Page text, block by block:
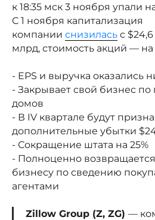
к 18:35 мск 3 ноября упали
С 1 ноября капитализация
компании снизилась с
млрд, стоимость акций — на
- EPS и выручка оказались
- Закрывает свой бизнес
домов
- В IV квартале будут
дополнительные убытки
- Сокращение штата на 25%
- Полноценно
бизнесу по сведению
агентами
Zillow Group (Z, ZG) —